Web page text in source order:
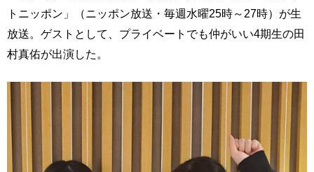
トニッポン」（ニッポン放送・毎週水曜25時～27時）が生
放送。ゲストとして、プライベートでも仲がいい4期生の田
村真佑が出演した。